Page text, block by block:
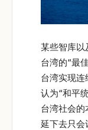
某些智库以
台湾的“最
台湾实现
认为“和平
台湾社会
延下去只会